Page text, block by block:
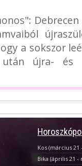
a sokszor
újra- és
Kos (március 21
Bika (április 21 -